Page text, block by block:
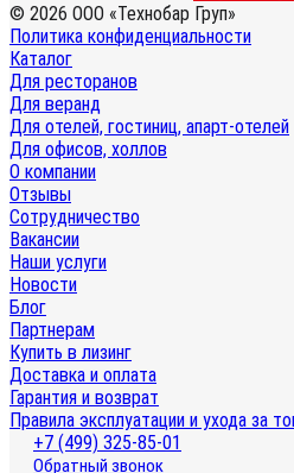
© 2026 ООО «Технобар Груп»
Политика конфиденциальности
Каталог
Для ресторанов
Для веранд
Для отелей, гостиниц, апарт-отелей
Для офисов, холлов
О компании
Отзывы
Сотрудничество
Вакансии
Наши услуги
Новости
Блог
Партнерам
Купить в лизинг
Доставка и оплата
Гарантия и возврат
Правила эксплуатации и ухода за
+7 (499) 325-85-01
Обратный звонок